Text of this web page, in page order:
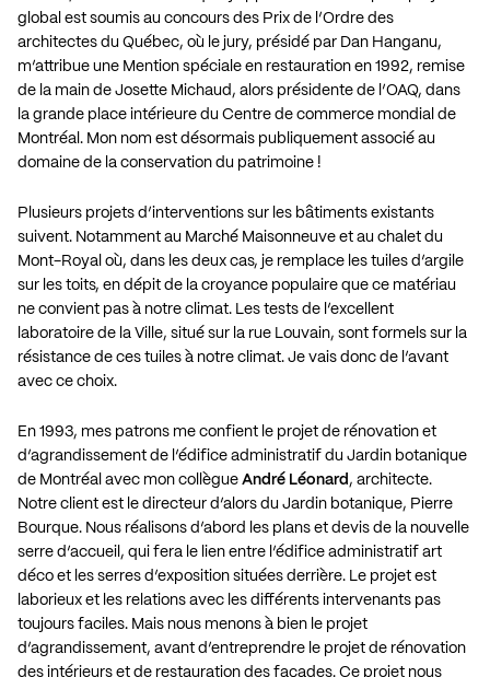
global est soumis au concours des Prix de l’Ordre des
architectes du Québec, où le jury, présidé par Dan Hanganu,
m’attribue une Mention spéciale en restauration en 1992, remise
de la main de Josette Michaud, alors présidente de l’OAQ, dans
la grande place intérieure du Centre de commerce mondial de
Montréal. Mon nom est désormais publiquement associé au
domaine de la conservation du patrimoine !
Plusieurs projets d’interventions sur les bâtiments existants
suivent. Notamment au Marché Maisonneuve et au chalet du
Mont-Royal où, dans les deux cas, je remplace les tuiles d’argile
sur les toits, en dépit de la croyance populaire que ce matériau
ne convient pas à notre climat. Les tests de l’excellent
laboratoire de la Ville, situé sur la rue Louvain, sont formels sur la
résistance de ces tuiles à notre climat. Je vais donc de l’avant
avec ce choix.
En 1993, mes patrons me confient le projet de rénovation et
d’agrandissement de l’édifice administratif du Jardin botanique
de Montréal avec mon collègue André Léonard , architecte.
Notre client est le directeur d’alors du Jardin botanique, Pierre
Bourque. Nous réalisons d’abord les plans et devis de la nouvelle
serre d’accueil, qui fera le lien entre l’édifice administratif art
déco et les serres d’exposition situées derrière. Le projet est
laborieux et les relations avec les différents intervenants pas
toujours faciles. Mais nous menons à bien le projet
d’agrandissement, avant d’entreprendre le projet de rénovation
des intérieurs et de restauration des façades. Ce projet nous